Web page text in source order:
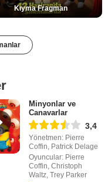
Kıyma Fragman
Minyonlar ve
Canavarlar
3,4
Yönetmen: Pierre
Coffin, Patrick Delage
Oyuncular: Pierre
Coffin, Christoph
Waltz, Trey Parker